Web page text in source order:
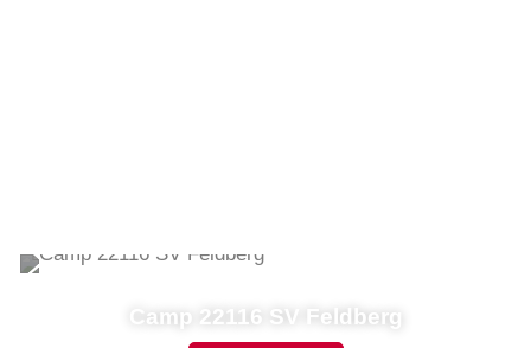
Camp 22116 SV Feldberg